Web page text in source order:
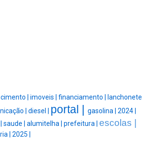
cimento | imoveis | financiamento |
lanchonete
| diesel | portal | gasolina | 2024 |
saude | alumitelha | prefeitura | escolas |
| 2025 |